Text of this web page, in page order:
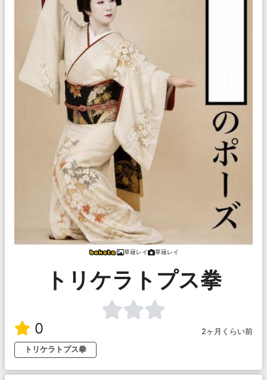
草薙レイ 草薙レイ
トリケラトプス拳
0
2ヶ月くらい前
トリケラトプス拳